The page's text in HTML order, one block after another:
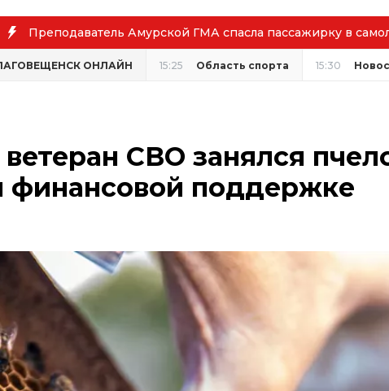
Преподаватель Амурской ГМА спасла пассажирку в
ОНЛАЙН 15:25 Область спорта 15:30
СВО занялся
финансовой поддержке